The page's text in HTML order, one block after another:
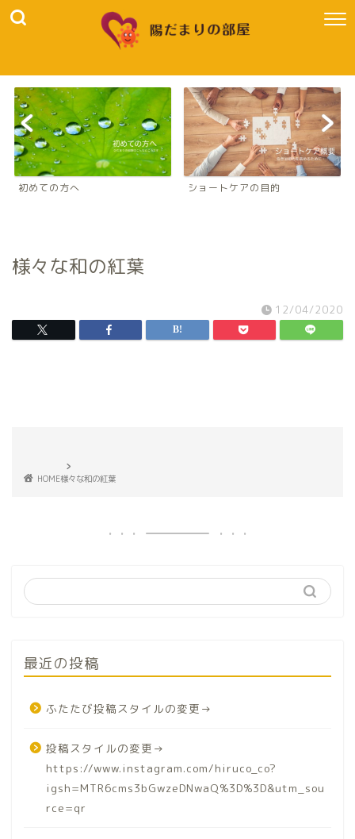
初めての方へ ショートケアの目的
様々な和の紅葉
12/04/2020
HOME様々な和の紅葉
最近の投稿
ふたたび投稿スタイルの変更→
投稿スタイルの変更→
https://www.instagram.com/hiruco_co?
igsh=MTR6cms3bGwzeDNwaQ%3D%3D&utm_sou
rce=qr